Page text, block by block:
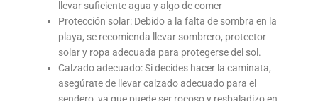
llevar suficiente agua y algo de comer
Protección solar: Debido a la falta de sombra en la
playa, se recomienda llevar sombrero, protector
solar y ropa adecuada para protegerse del sol.
Calzado adecuado: Si decides hacer la caminata,
asegúrate de llevar calzado adecuado para el